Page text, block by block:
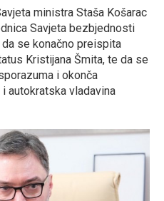
ministra Staša Košarac
Savjeta bezbjednosti
se konačno preispita
Kristijana Šmita, te da se
i okonča
autokratska vladavina